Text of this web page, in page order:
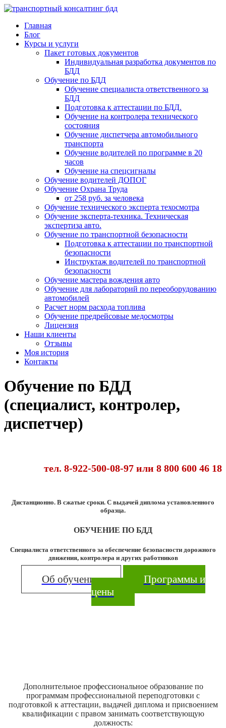
Главная
Блог
Курсы и услуги
Пакет готовых документов
Индивидуальная разработка документов по
БДД
Обучение по БДД
Обучение специалиста ответственного за
БДД
Подготовка к аттестации по БДД.
Обучение на контролера технического
состояния
Обучение диспетчера автомобильного
транспорта
Обучение водителей по программе в 20
часов
Обучение на спецсигналы
Обучение водителей ДОПОГ
Обучение Охрана Труда
от 258 руб. за человека
Обучение технического эксперта техосмотра
Обучение эксперта-техника. Техническая
экспертиза авто.
Обучение по транспортной безопасности
Подготовка к аттестации по транспортной
безопасности
Инструктаж водителей по транспортной
безопасности
Обучение мастера вождения авто
Обучение для лабораторий по переоборудованию
автомобилей
Расчет норм расхода топлива
Обучение предрейсовые медосмотры
Лицензия
Наши клиенты
Отзывы
Моя история
Контакты
Обучение по БДД
(специалист, контролер,
диспетчер)
тел. 8-922-500-08-97 или 8 800 600 46 18
Дистанционно. В сжатые сроки. С выдачей диплома установленного
образца.
ОБУЧЕНИЕ ПО БДД
Специалиста ответственного за обеспечение безопасности дорожного
движения, контролера и других работников
Об обучении
Программы и
цены
Дополнительное профессиональное образование по
программам профессиональной переподготовки с
подготовкой к аттестации, выдачей диплома и присвоением
квалификации с правом занимать соответствующую
должность: